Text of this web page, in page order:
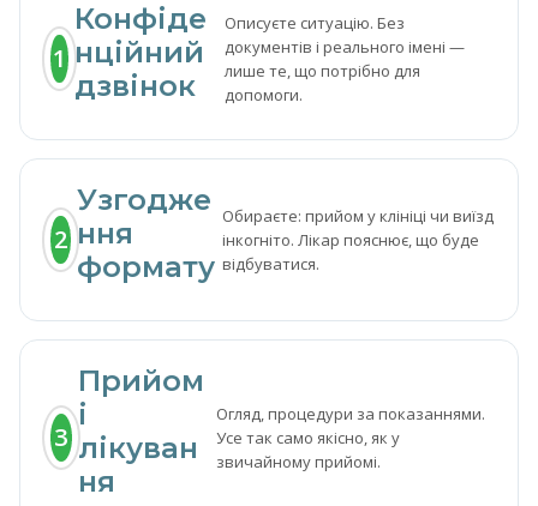
1
Конфіде
нційний
дзвінок
Описуєте ситуацію. Без
документів і реального імені —
лише те, що потрібно для
допомоги.
2
Узгодже
ння
формату
Обираєте: прийом у клініці чи виїзд
інкогніто. Лікар пояснює, що буде
відбуватися.
3
Прийом
і
лікуван
ня
Огляд, процедури за показаннями.
Усе так само якісно, як у
звичайному прийомі.